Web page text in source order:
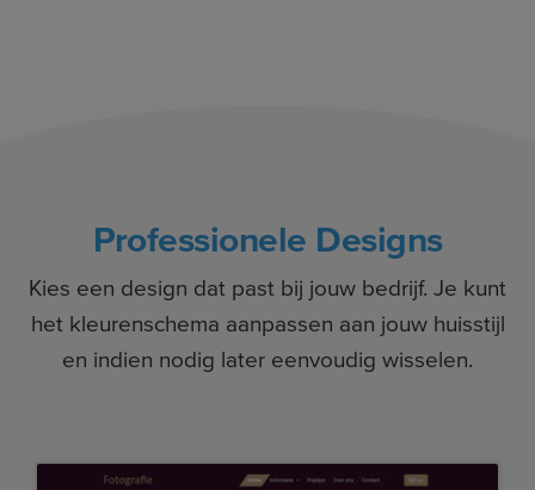
Professionele Designs
Kies een design dat past bij jouw bedrijf. Je kunt
het kleurenschema aanpassen aan jouw huisstijl
en indien nodig later eenvoudig wisselen.